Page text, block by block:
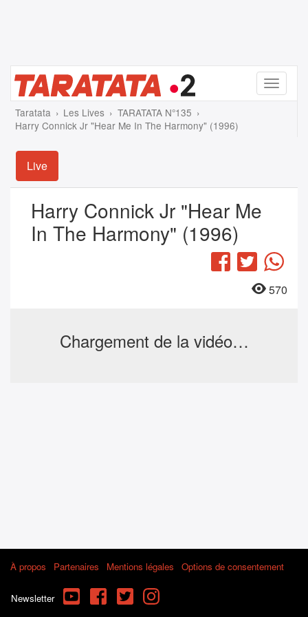
Menu
Taratata Les Lives
TARATATA N°135
Harry Connick Jr "Hear Me In The Harmony" (1996)
Live
Harry Connick Jr "Hear Me
In The Harmony" (1996)
Facebook
Twitter
570
Chargement de la vidéo…
À propos Partenaires Mentions légales Options de consentement
Newsletter YouTube FacebookTwitterInstagram